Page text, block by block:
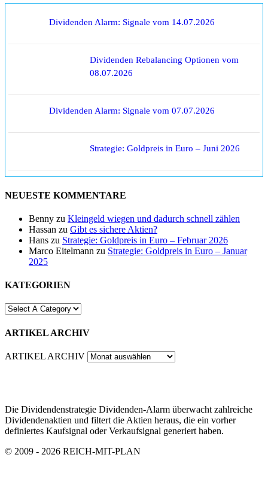
Dividenden Alarm: Signale vom 14.07.2026
Dividenden Rebalancing Optionen vom
08.07.2026
Dividenden Alarm: Signale vom 07.07.2026
Strategie: Goldpreis in Euro – Juni 2026
NEUESTE KOMMENTARE
Benny zu Kleingeld wiegen und dadurch schnell zählen
Hassan zu Gibt es sichere Aktien?
Hans zu Strategie: Goldpreis in Euro – Februar 2026
Marco Eitelmann zu Strategie: Goldpreis in Euro – Januar
2025
KATEGORIEN
ARTIKEL ARCHIV
ARTIKEL ARCHIV
Die Dividendenstrategie Dividenden-Alarm überwacht zahlreiche
Dividendenaktien und filtert die Aktien heraus, die ein vorher
definiertes Kaufsignal oder Verkaufsignal generiert haben.
© 2009 - 2026 REICH-MIT-PLAN